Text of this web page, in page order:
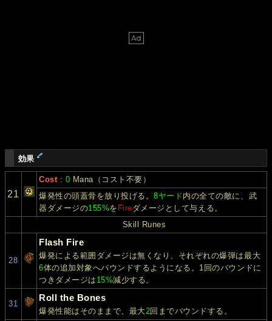
効果
21
Cost: 0 Mana（コスト不要）
爆発性の頭蓋骨を放り投げる。8ヤード内の全ての敵に、武
器ダメージの155%を Fireダメージとして与える。
Skill Runes
28
Flash Fire
爆発による範囲ダメージは無くなり、それぞれの爆弾は最大
6体の追加対象へバウンドするようになる。1回のバウンドに
つきダメージは 15%減少する。
31
Roll the Bones
爆発性能はそのままで、最大2回までバウンドする。